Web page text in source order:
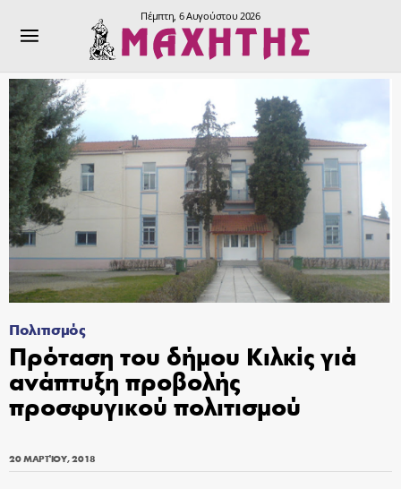
Πέμπτη, 6 Αυγούστου 2026
Πολιτισμός
Πρόταση του δήμου Κιλκίς γιά
ανάπτυξη προβολής
προσφυγικού πολιτισμού
20 ΜΑΡΤΊΟΥ, 2018